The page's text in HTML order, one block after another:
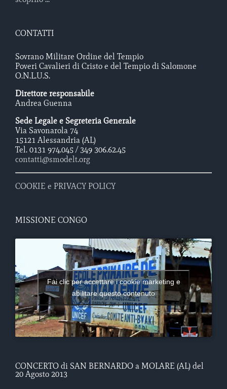
CONTATTI
Sovrano Militare Ordine del Tempio
Poveri Cavalieri di Cristo e del Tempio di Salomone
O.N.L.U.S.
Direttore responsabile
Andrea Guenna
Sede Legale e Segreteria Generale
Via Savonarola 74
15121 Alessandria (AL)
Tel. 0131 974.045 / 349 306.62.45
contatti@smodelt.org
COOKIE e PRIVACY POLICY
MISSIONE CONGO
Fai clic per accettare i cookie marketing e
abilitare questo contenuto
CONCERTO di SAN BERNARDO a MOLARE (AL) del
20 Agosto 2013